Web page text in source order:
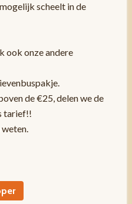
scheelt in de
ook onze andere
de €25, delen we de
tarief!!